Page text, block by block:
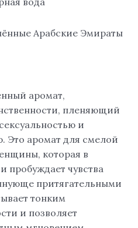
Арабские Эмираты
аромат,
пленяющий
и
Это аромат для смелой
которая в
пробуждает чувства
притягательными
тонким
и позволяет